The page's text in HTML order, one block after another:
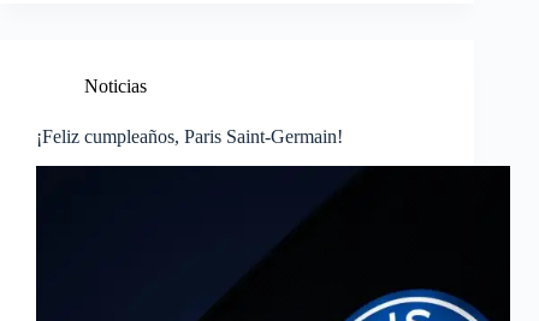
Noticias
¡Feliz cumpleaños, Paris Saint-Germain!